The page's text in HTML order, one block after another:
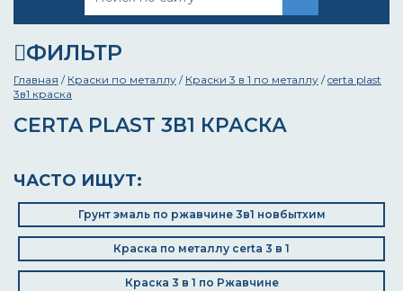
ФИЛЬТР
Главная / Краски по металлу / Краски 3 в 1 по металлу /certa plast
3в1 краска
CERTA PLAST 3В1 КРАСКА
ЧАСТО ИЩУТ:
Грунт эмаль по ржавчине 3в1 новбытхим
Краска по металлу certa 3 в 1
Краска 3 в 1 по Ржавчине